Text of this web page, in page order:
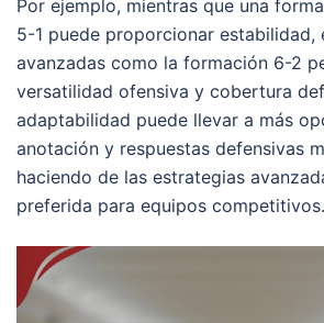
Por ejemplo, mientras que una
5-1 puede proporcionar estabilidad,
avanzadas como la formación 6-2
versatilidad ofensiva y cobertura
adaptabilidad puede llevar a más
anotación y respuestas defensivas
haciendo de las estrategias
preferida para equipos competitivos.